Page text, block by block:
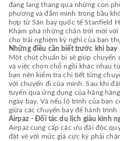
đang lang thang qua những con
phương và đắm mình trong bầu
hợp từ Sân bay quốc tế Stanfield
Khám phá những chân trời mới
cho trải nghiệm kỳ nghỉ của bạn
Những điều cần biết trước khi bay
Một chút chuẩn bị sẽ giúp chuyến
và việc chọn chỗ ngồi khác nhau
bạn nên kiểm tra chi tiết từng
với chuyến đi của mình. Sau khi
tuyến qua ứng dụng của hãng
ngày bay. Và nếu lộ trình của bạn
giữa các chuyến bay để hành trình
Airpaz - Đối tác du lịch giàu kinh
Airpaz cung cấp các ưu đãi độc
đặt vé với mức giá cực kỳ phải